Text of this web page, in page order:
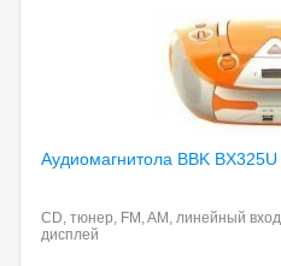
Аудиомагнитола BBK BX325U
CD, тюнер, FM, AM, линейный
дисплей